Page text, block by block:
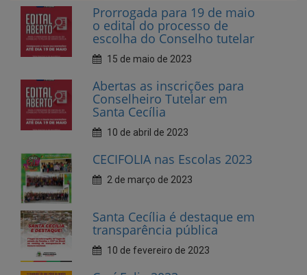
Abertas as inscrições para
Conselheiro Tutelar em
Santa Cecília
CECIFOLIA nas Escolas 2023
2 de março de 2023
Santa Cecília é destaque em
transparência pública
Cecí Folia 2023
7 de fevereiro de 2023